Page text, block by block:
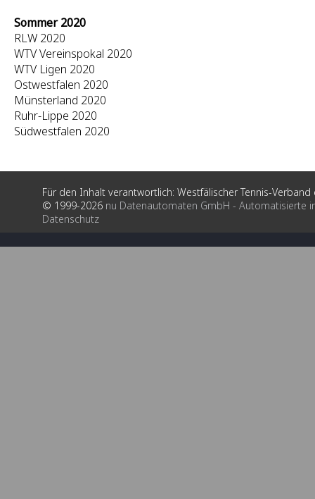
Sommer 2020
RLW 2020
WTV Vereinspokal 2020
WTV Ligen 2020
Ostwestfalen 2020
Münsterland 2020
Ruhr-Lippe 2020
Südwestfalen 2020
Für den Inhalt verantwortlich: Westfälischer Tennis-Verband
© 1999-2026 nu Datenautomaten GmbH - Automatisierte
Datenschutz